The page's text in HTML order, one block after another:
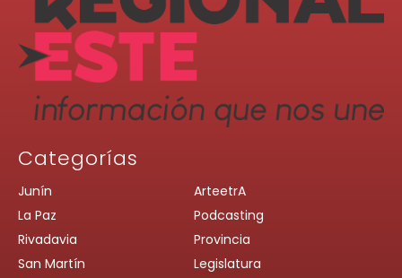
Categorías
Junín
La Paz
Rivadavia
San Martín
ArteetrA
Podcasting
Provincia
Legislatura